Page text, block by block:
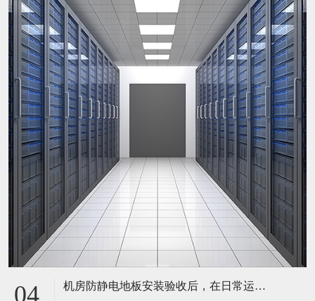
04
机房防静电地板安装验收后，在日常运维中常常被忽视。请问，一套规范的、可操作的维护规程应包含哪些内容？有哪些“小问题”若不及时处理，会演变成“大故障”？